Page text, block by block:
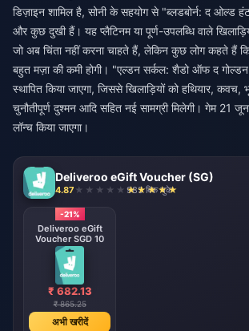
डिज़ाइन शामिल है, सोनी के सहयोग से "ब्लडबोर्न: द ओल्ड
और कुछ दुखी हैं। यह प्लैटिनम या पूर्ण-उपलब्धि वाले
जो अब चिंता नहीं करना चाहते हैं, लेकिन कुछ लोग कहते हैं कि
बहुत मज़ा की कमी होगी। "एल्डन सर्कल: शैडो ऑफ द गोल्डन
स्थापित किया जाएगा, जिससे खिलाड़ियों को हथियार,
चुनौतीपूर्ण दुश्मन आदि सहित नई सामग्री मिलेगी। गेम 21
लॉन्च किया जाएगा।
Deliveroo eGift Voucher (SG)
4.87 985 बिक चुके
-21%
Deliveroo eGift
Voucher SGD 10
₹ 682.13
₹ 865.25
अभी खरीदें